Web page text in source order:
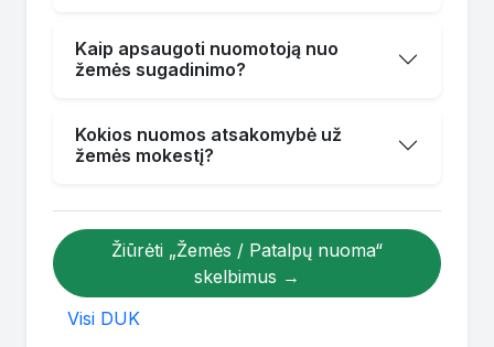
Kaip apsaugoti nuomotoją nuo
žemės sugadinimo?
Kokios nuomos atsakomybė už
žemės mokestį?
Žiūrėti „Žemės / Patalpų nuoma“
skelbimus →
Visi DUK